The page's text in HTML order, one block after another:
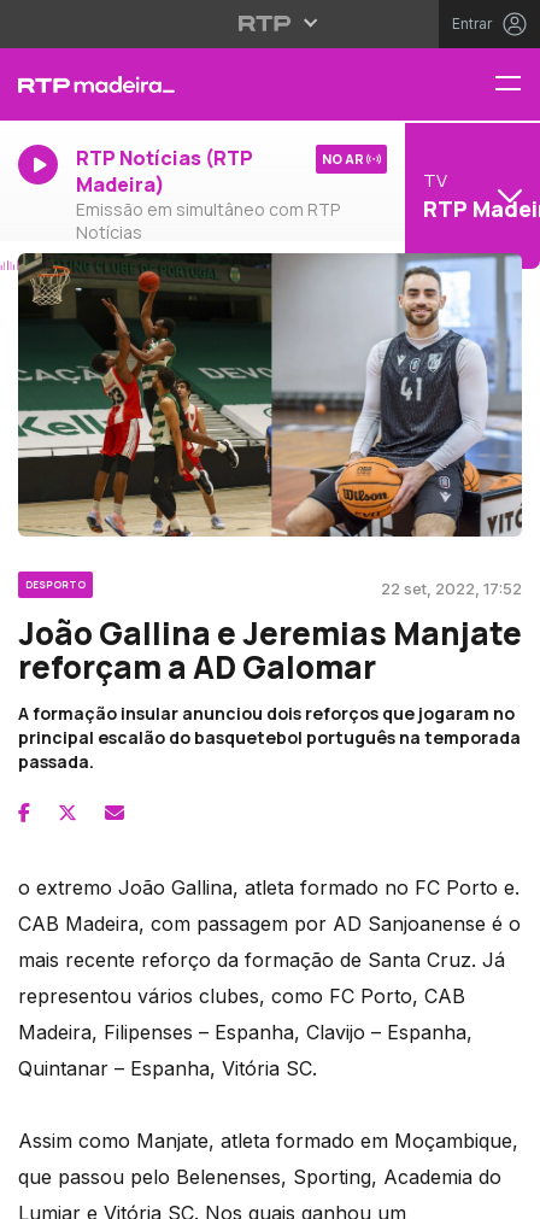
Entrar
RTP Notícias (RTP
Madeira)
Emissão em simultâneo com RTP
Notícias
NO AR
TV
RTP
DESPORTO 22 set, 2022, 17:52
João Gallina e Jeremias Manjate
reforçam a AD Galomar
A formação insular anunciou dois reforços que jogaram no
principal escalão do basquetebol português na temporada
passada.
o extremo João Gallina, atleta formado no FC Porto e.
CAB Madeira, com passagem por AD Sanjoanense é o
mais recente reforço da formação de Santa Cruz. Já
representou vários clubes, como FC Porto, CAB
Madeira, Filipenses – Espanha, Clavijo – Espanha,
Quintanar – Espanha, Vitória SC.
Assim como Manjate, atleta formado em Moçambique,
que passou pelo Belenenses, Sporting, Academia do
Lumiar e Vitória SC. Nos quais ganhou um